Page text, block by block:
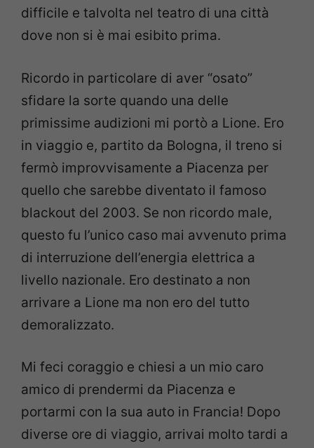
difficile e talvolta nel teatro di una città
dove non si è mai esibito prima.
Ricordo in particolare di aver “osato”
sfidare la sorte quando una delle
primissime audizioni mi portò a Lione. Ero
in viaggio e, partito da Bologna, il treno si
fermò improvvisamente a Piacenza per
quello che sarebbe diventato il famoso
blackout del 2003. Se non ricordo male,
questo fu l’unico caso mai avvenuto prima
di interruzione dell’energia elettrica a
livello nazionale. Ero destinato a non
arrivare a Lione ma non ero del tutto
demoralizzato.
Mi feci coraggio e chiesi a un mio caro
amico di prendermi da Piacenza e
portarmi con la sua auto in Francia! Dopo
diverse ore di viaggio, arrivai molto tardi a